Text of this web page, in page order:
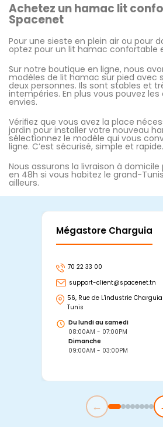
Achetez un hamac lit
Spacenet
Pour une sieste en plein air ou pour
optez pour un lit hamac confortable
Sur notre boutique en ligne, nous
modèles de lit hamac sur pied avec
deux personnes. Ils sont stables et
intempéries. En plus vous pouvez
envies.
Vérifiez que vous avez la place
jardin pour installer votre nouveau
sélectionnez le modèle qui vous
ligne. C’est sécurisé, simple et rapide.
Nous assurons la livraison à
en 48h si vous habitez le grand-
ailleurs.
Mégastore Charguia
70 22 33 00
support-client@spacenet.tn
56, Rue de L'industrie
Tunis
Du lundi au samedi
08:00AM - 07:00PM
Dimanche
09:00AM - 03:00PM
←